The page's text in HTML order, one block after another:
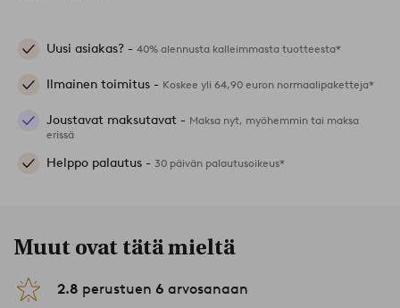
Uusi asiakas? - 40% alennusta kalleimmasta tuotteesta*
Ilmainen toimitus - Koskee yli 64,90 euron normaalipaketteja*
Joustavat maksutavat - Maksa nyt, myöhemmin tai maksa
erissä
Helppo palautus - 30 päivän palautusoikeus*
Muut ovat tätä mieltä
2.8 perustuen 6 arvosanaan